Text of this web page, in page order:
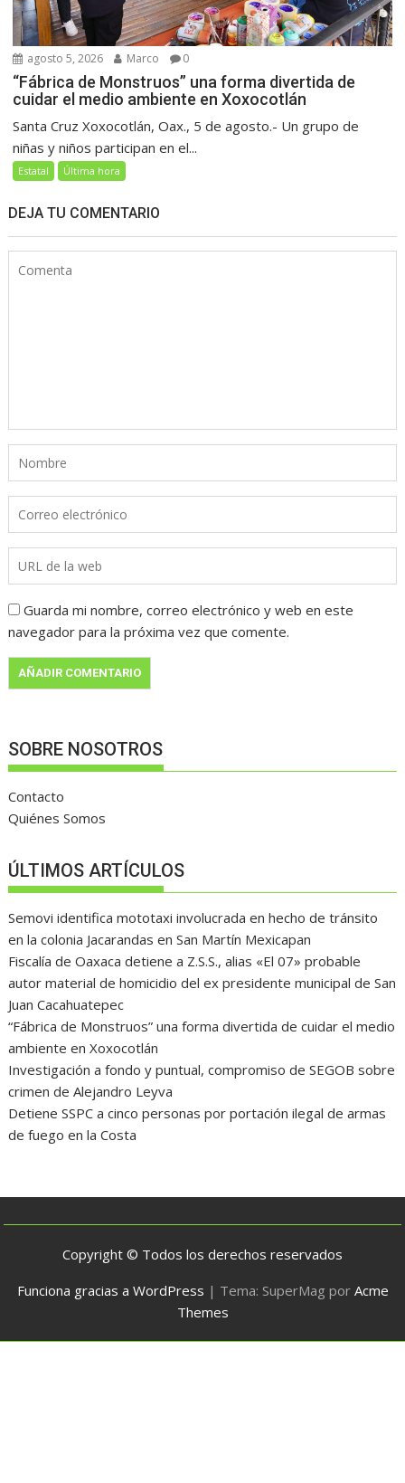
agosto 5, 2026 Marco 0
“Fábrica de Monstruos” una forma divertida de
cuidar el medio ambiente en Xoxocotlán
Santa Cruz Xoxocotlán, Oax., 5 de agosto.- Un grupo de
niñas y niños participan en el...
Estatal Última hora
DEJA TU COMENTARIO
Guarda mi nombre, correo electrónico y web en este
navegador para la próxima vez que comente.
SOBRE NOSOTROS
Contacto
Quiénes Somos
ÚLTIMOS ARTÍCULOS
Semovi identifica mototaxi involucrada en hecho de tránsito
en la colonia Jacarandas en San Martín Mexicapan
Fiscalía de Oaxaca detiene a Z.S.S., alias «El 07» probable
autor material de homicidio del ex presidente municipal de San
Juan Cacahuatepec
“Fábrica de Monstruos” una forma divertida de cuidar el medio
ambiente en Xoxocotlán
Investigación a fondo y puntual, compromiso de SEGOB sobre
crimen de Alejandro Leyva
Detiene SSPC a cinco personas por portación ilegal de armas
de fuego en la Costa
Copyright © Todos los derechos reservados
Funciona gracias a WordPress | Tema: SuperMag por Acme
Themes